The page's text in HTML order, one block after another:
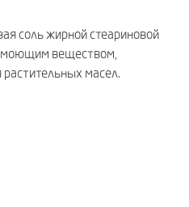
соль жирной стеариновой
моющим веществом,
масел.